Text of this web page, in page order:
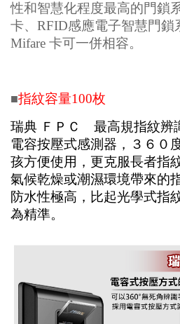
性和智慧化程度最高的門鎖
卡、RFID感應電子智慧門鎖
Mifare 卡可一併相容。
■指紋容量100枚
瑞典 ＦＰＣ 最高規指紋辨
電容按壓式感測器，３６０
孩方便使用，更克服長者指
氣候乾燥或潮濕環境帶來的
防水性極高，比起光學式指
為精準。